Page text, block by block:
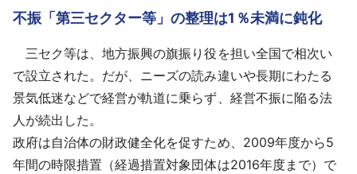
不振「第三セクター等」の整理は1％未満に鈍化
三セク等は、地方振興の旗振り役を担い全国で相次い
で設立された。だが、ニーズの読み違いや長期にわたる
景気低迷などで経営が軌道に乗らず、経営不振に陥る法
人が続出した。
政府は自治体の財政健全化を促すため、2009年度から5
年間の時限措置（経過措置対象団体は2016年度まで）で